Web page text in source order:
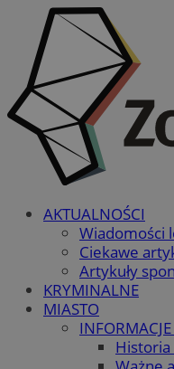
AKTUALNOŚCI
Wiadomości
Ciekawe
Artykuły
KRYMINALNE
MIASTO
Historia